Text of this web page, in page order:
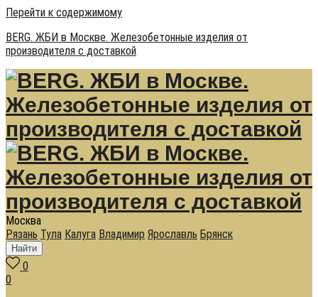
Перейти к содержимому
BERG. ЖБИ в Москве. Железобетонные изделия от
производителя с доставкой
Москва
Рязань Тула Калуга Владимир Ярославль Брянск
Найти
0
0